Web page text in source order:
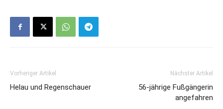
Vorheriger Artikel
Helau und Regenschauer
Nächster Artikel
56-jährige Fußgängerin
angefahren